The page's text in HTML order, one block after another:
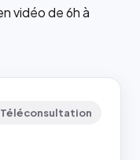
vidéo de 6h à
Téléconsultation